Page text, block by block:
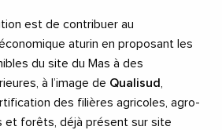
est de contribuer au
aturin en proposant les
du site du Mas à des
à l’image de Qualisud
des filières agricoles, agro-
et forêts, déjà présent sur site